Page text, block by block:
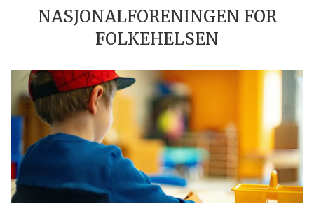
NASJONALFORENINGEN FOR
FOLKEHELSEN